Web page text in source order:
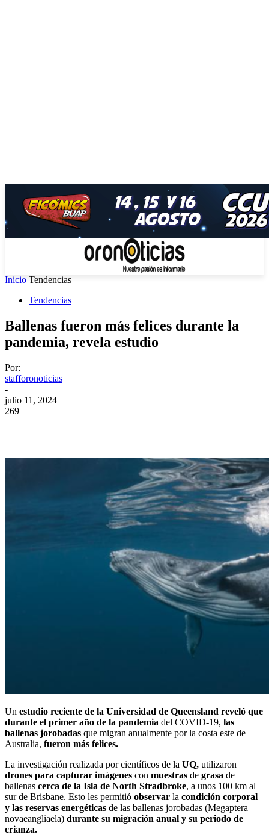
Inicio Tendencias
Tendencias
Ballenas fueron más felices durante la
pandemia, revela estudio
Por:
stafforonoticias
-
julio 11, 2024
269
Un estudio reciente de la Universidad de Queensland reveló que
durante el primer año de la pandemia del COVID-19, las
ballenas jorobadas que migran anualmente por la costa este de
Australia, fueron más felices.
La investigación realizada por científicos de la UQ, utilizaron
drones para capturar imágenes con muestras de grasa de
ballenas cerca de la Isla de North Stradbroke, a unos 100 km al
sur de Brisbane. Esto les permitió observar la condición corporal
y las reservas energéticas de las ballenas jorobadas (Megaptera
novaeangliaela) durante su migración anual y su periodo de
crianza.